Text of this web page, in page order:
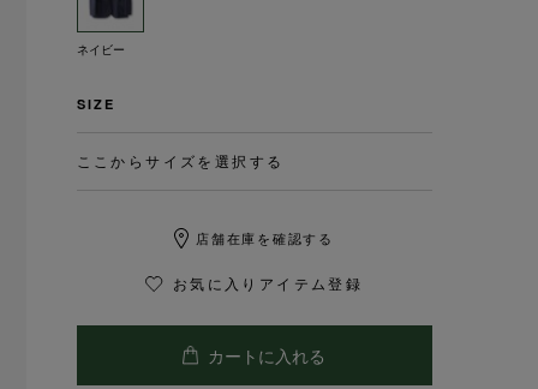
ネイビー
SIZE
ここからサイズを選択する
店舗在庫を確認する
お気に入りアイテム登録